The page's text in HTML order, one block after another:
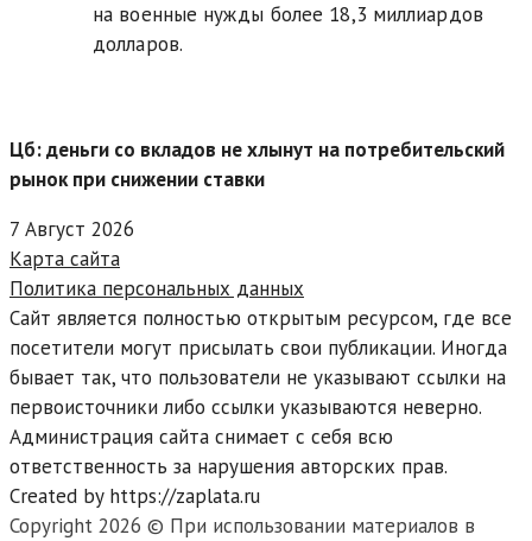
на военные нужды более 18,3 миллиардов
долларов.
Цб: деньги со вкладов не хлынут на потребительский
рынок при снижении ставки
7 Август 2026
Карта сайта
Политика персональных данных
Сайт является полностью открытым ресурсом, где все
посетители могут присылать свои публикации. Иногда
бывает так, что пользователи не указывают ссылки на
первоисточники либо ссылки указываются неверно.
Администрация сайта снимает с себя всю
ответственность за нарушения авторских прав.
Created by https://zaplata.ru
Copyright 2026 © При использовании материалов в